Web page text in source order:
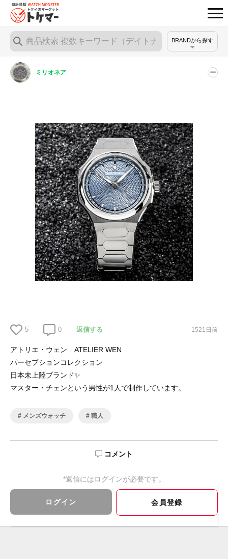
BRANDから探す
ミリオネア
5 0 返信する 1521日前
アトリエ・ウェン ATELIER WEN
パーセプションコレクション
日本未上陸ブランド✨
マスター・チェンという男性が1人で制作しています。
メンズウォッチ 職人
コメント
*返信にはログインが必要です。
ログイン 会員登録